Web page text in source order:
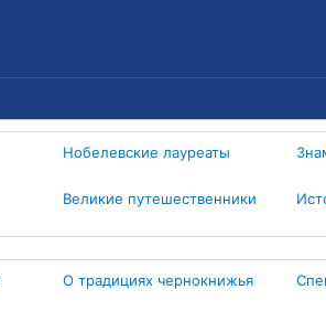
Нобелевские лауреаты
Великие путешественники
О традициях чернокнижья